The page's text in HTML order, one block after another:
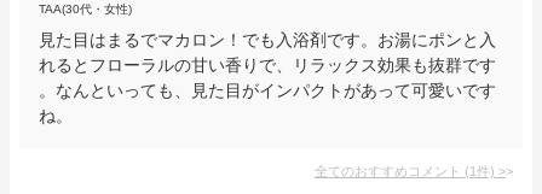
TAA(30代・女性)
見た目はまるでマカロン！でも入浴剤です。お湯にポンと入
れるとフローラルの甘い香りで、リラックス効果も抜群です
。なんといっても、見た目がインパクトがあって可愛いです
ね。
全てのおすすめコメント (1件) >